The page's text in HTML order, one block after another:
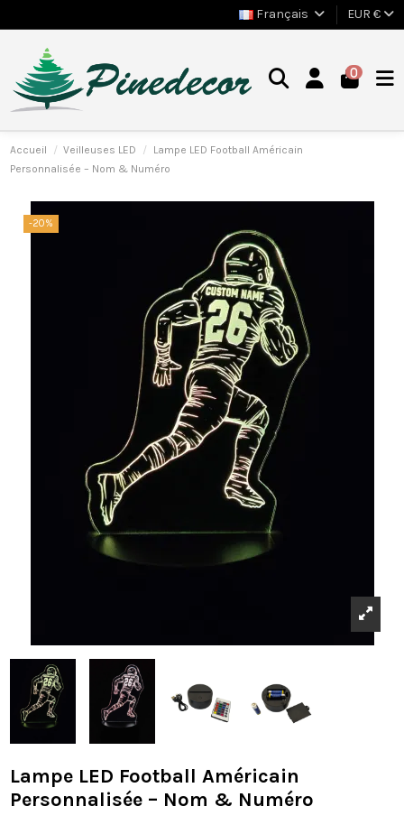
Français EUR €
0
Accueil Veilleuses LED
Lampe LED Football Américain
Personnalisée – Nom & Numéro
-20%
Lampe LED Football Américain
Personnalisée – Nom & Numéro